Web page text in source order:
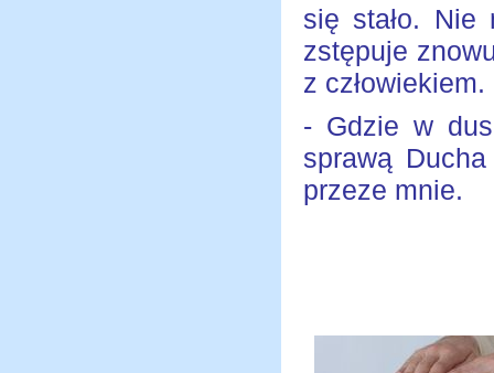
się stało. Nie
zstępuje
z człowiekiem.
- Gdzie w
sprawą
przeze mnie.